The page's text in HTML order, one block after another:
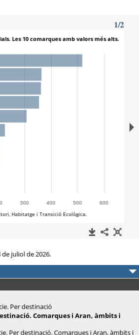
de juliol de 2026.
Per destinació
Comarques i Aran, àmbits i
Per destinació. Comarques i Aran, àmbits i